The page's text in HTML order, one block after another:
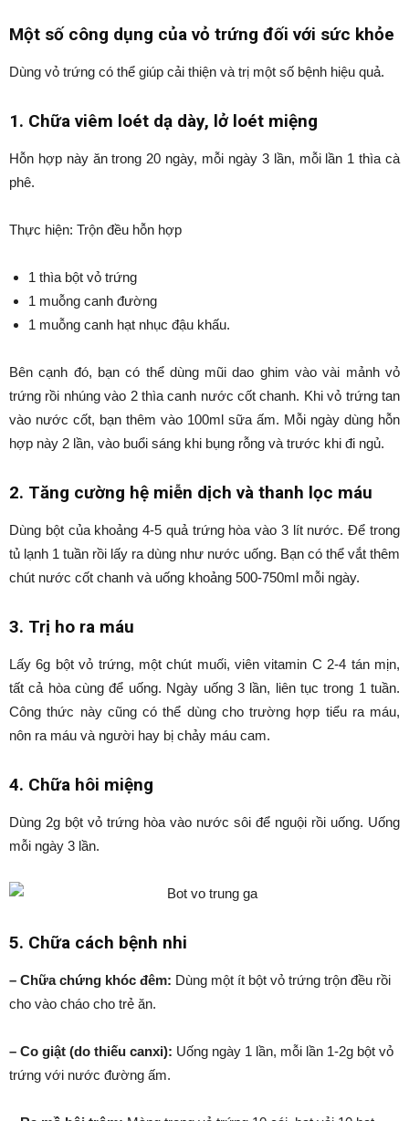
Một số công dụng của vỏ trứng đối với sức khỏe
Dùng vỏ trứng có thể giúp cải thiện và trị một số bệnh hiệu quả.
1. Chữa viêm loét dạ dày, lở loét miệng
Hỗn hợp này ăn trong 20 ngày, mỗi ngày 3 lần, mỗi lần 1 thìa cà
phê.
Thực hiện: Trộn đều hỗn hợp
1 thìa bột vỏ trứng
1 muỗng canh đường
1 muỗng canh hạt nhục đậu khấu.
Bên cạnh đó, bạn có thể dùng mũi dao ghim vào vài mảnh vỏ
trứng rồi nhúng vào 2 thìa canh nước cốt chanh. Khi vỏ trứng tan
vào nước cốt, bạn thêm vào 100ml sữa ấm. Mỗi ngày dùng hỗn
hợp này 2 lần, vào buổi sáng khi bụng rỗng và trước khi đi ngủ.
2. Tăng cường hệ miễn dịch và thanh lọc máu
Dùng bột của khoảng 4-5 quả trứng hòa vào 3 lít nước. Để trong
tủ lạnh 1 tuần rồi lấy ra dùng như nước uống. Bạn có thể vắt thêm
chút nước cốt chanh và uống khoảng 500-750ml mỗi ngày.
3. Trị ho ra máu
Lấy 6g bột vỏ trứng, một chút muối, viên vitamin C 2-4 tán mịn,
tất cả hòa cùng để uống. Ngày uống 3 lần, liên tục trong 1 tuần.
Công thức này cũng có thể dùng cho trường hợp tiểu ra máu,
nôn ra máu và người hay bị chảy máu cam.
4. Chữa hôi miệng
Dùng 2g bột vỏ trứng hòa vào nước sôi để nguội rồi uống. Uống
mỗi ngày 3 lần.
5. Chữa cách bệnh nhi
– Chữa chứng khóc đêm: Dùng một ít bột vỏ trứng trộn đều rồi
cho vào cháo cho trẻ ăn.
– Co giật (do thiếu canxi): Uống ngày 1 lần, mỗi lần 1-2g bột vỏ
trứng với nước đường ấm.